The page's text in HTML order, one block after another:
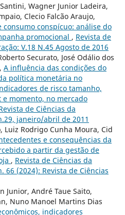
Wagner Junior Ladeira,
Clecio Falcão Araujo,
consumo conspícuo: análise do
promocional , Revista de
V.18 N.45 Agosto de 2016
Securato, José Odálio dos
A influência das condições do
política monetária no
de risco tamanho,
momento, no mercado
de Ciências da
janeiro/abril de 2011
Luiz Rodrigo Cunha Moura, Cid
e consequências da
a partir da gestão de
, Revista de Ciências da
66 (2024): Revista de Ciências
Junior, André Taue Saito,
Nuno Manoel Martins Dias
indicadores